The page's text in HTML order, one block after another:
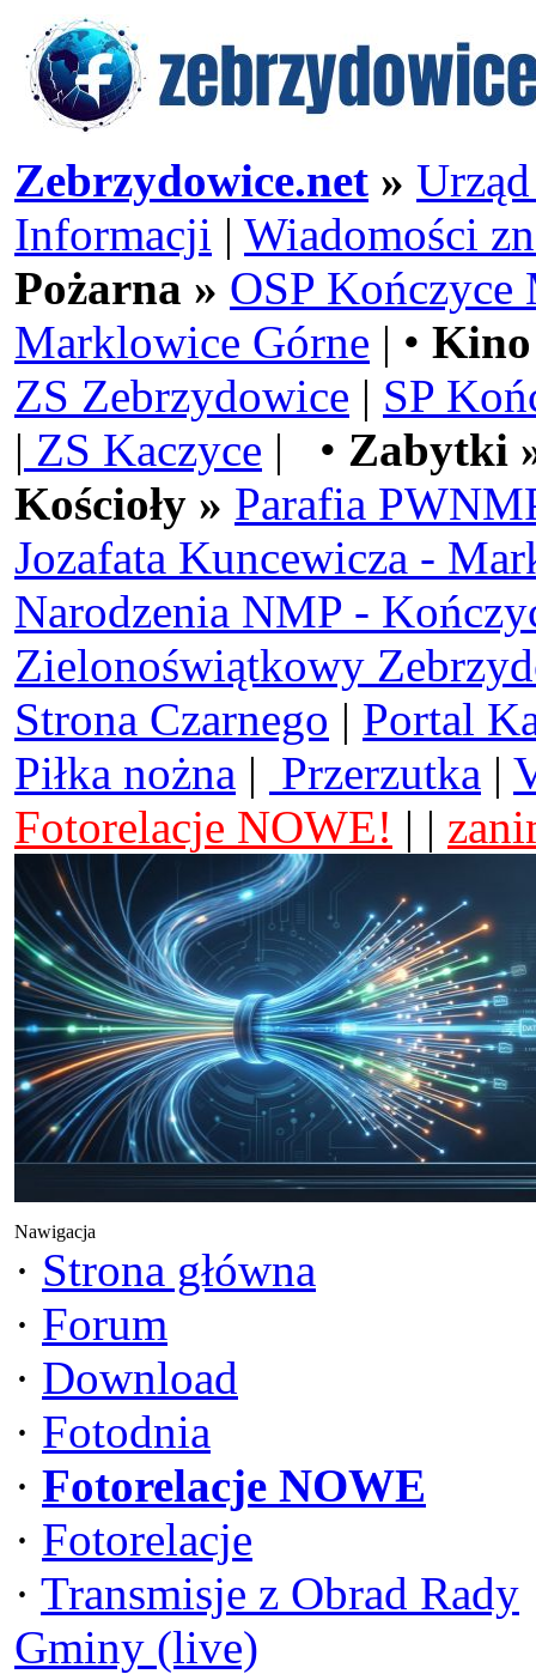
Zebrzydowice.net »
Informacji | Wiadomości
Pożarna » OSP Kończyce
Marklowice Górne | •
ZS Zebrzydowice | SP
| ZS Kaczyce | • Zabytki
Kościoły » Parafia
Jozafata Kuncewicza -
Narodzenia NMP -
Zielonoświątkowy
Strona Czarnego | Portal
Piłka nożna | Przerzutka |
Fotorelacje NOWE! | |
Nawigacja
· Strona główna
· Forum
· Download
· Fotodnia
· Fotorelacje NOWE
· Fotorelacje
· Transmisje z Obrad Rady
Gminy (live)